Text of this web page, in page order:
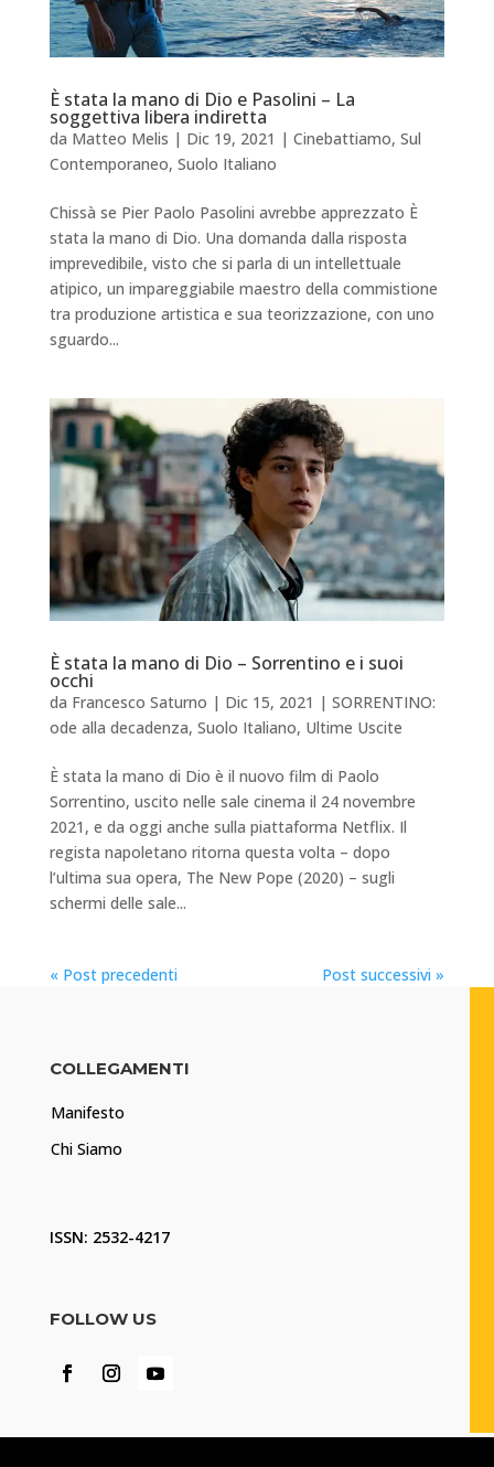
È stata la mano di Dio e Pasolini – La
soggettiva libera indiretta
da Matteo Melis | Dic 19, 2021 | Cinebattiamo, Sul
Contemporaneo, Suolo Italiano
Chissà se Pier Paolo Pasolini avrebbe apprezzato È
stata la mano di Dio. Una domanda dalla risposta
imprevedibile, visto che si parla di un intellettuale
atipico, un impareggiabile maestro della commistione
tra produzione artistica e sua teorizzazione, con uno
sguardo...
È stata la mano di Dio – Sorrentino e i suoi
occhi
da Francesco Saturno | Dic 15, 2021 | SORRENTINO:
ode alla decadenza, Suolo Italiano, Ultime Uscite
È stata la mano di Dio è il nuovo film di Paolo
Sorrentino, uscito nelle sale cinema il 24 novembre
2021, e da oggi anche sulla piattaforma Netflix. Il
regista napoletano ritorna questa volta – dopo
l’ultima sua opera, The New Pope (2020) – sugli
schermi delle sale...
« Post precedenti Post successivi »
COLLEGAMENTI
Manifesto
Chi Siamo
ISSN: 2532-4217
FOLLOW US